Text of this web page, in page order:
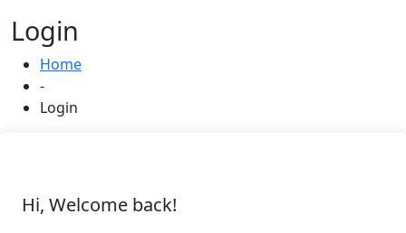
Login
Home
-
Login
Hi, Welcome back!